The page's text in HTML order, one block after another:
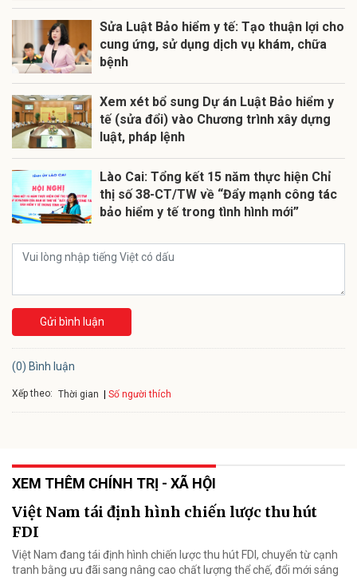
Sửa Luật Bảo hiểm y tế: Tạo thuận lợi cho
cung ứng, sử dụng dịch vụ khám, chữa
bệnh
Xem xét bổ sung Dự án Luật Bảo hiểm y
tế (sửa đổi) vào Chương trình xây dựng
luật, pháp lệnh
Lào Cai: Tổng kết 15 năm thực hiện Chỉ
thị số 38-CT/TW về “Đẩy mạnh công tác
bảo hiểm y tế trong tình hình mới”
Gửi bình luận
(0) Bình luận
Xếp theo: Thời gian Số người thích
XEM THÊM CHÍNH TRỊ - XÃ HỘI
Việt Nam tái định hình chiến lược thu hút
FDI
Việt Nam đang tái định hình chiến lược thu hút FDI, chuyển từ cạnh
tranh bằng ưu đãi sang nâng cao chất lượng thể chế, đổi mới sáng